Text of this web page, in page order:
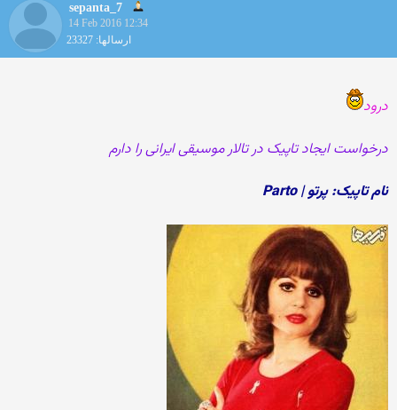
sepanta_7
14 Feb 2016 12:34
ارسالها: 23327
درود
درخواست ایجاد تاپیک در تالار موسیقی ایرانی را دارم
نام تاپیک: پرتو | Parto